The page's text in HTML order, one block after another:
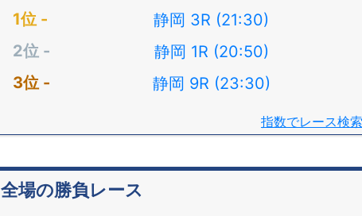
静岡 3R (21:30)
静岡 1R (20:50)
静岡 9R (23:30)
指数でレース検索
全場の勝負レース